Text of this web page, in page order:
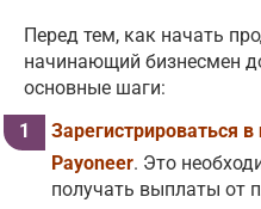
Перед тем, как начать
начинающий бизнесмен
основные шаги:
Зарегистрироваться
Payoneer. Это
получать выплаты от